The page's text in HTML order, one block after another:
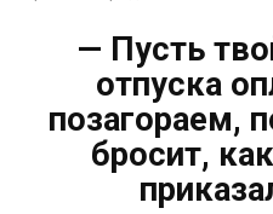
— Пусть
отпуска
позагораем,
бросит,